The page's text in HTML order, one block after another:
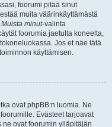
foorumi pitää sinut
muita väärinkäyttämästä
Muista minut-valinta
foorumia jaetulta koneelta,
Jos et näe tätä
käyttämisen.
ovat phpBB:n luomia. Ne
Evästeet tarjoavat
ovat foorumin ylläpitäjän